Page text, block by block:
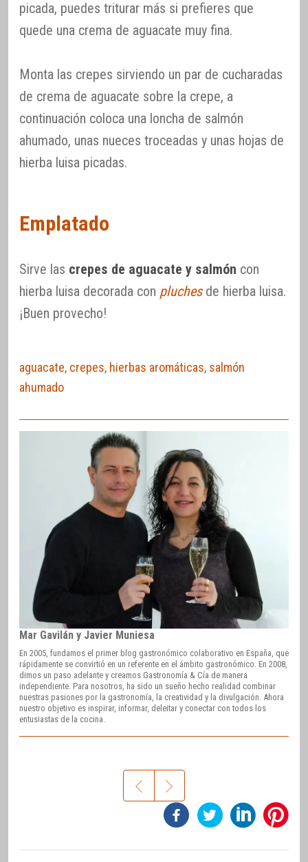
picada, puedes triturar más si prefieres que
quede una crema de aguacate muy fina.
Monta las crepes sirviendo un par de cucharadas
de crema de aguacate sobre la crepe, a
continuación coloca una loncha de salmón
ahumado, unas nueces troceadas y unas hojas de
hierba luisa picadas.
Emplatado
Sirve las crepes de aguacate y salmón con
hierba luisa decorada con pluchesde hierba luisa.
¡Buen provecho!
aguacate, crepes, hierbas aromáticas, salmón
ahumado
Mar Gavilán y Javier Muniesa
En 2005, fundamos el primer blog gastronómico colaborativo en España, que
rápidamente se convirtió en un referente en el ámbito gastronómico. En 2008,
dimos un paso adelante y creamos Gastronomía & Cía de manera
independiente. Para nosotros, ha sido un sueño hecho realidad combinar
nuestras pasiones por la gastronomía, la creatividad y la divulgación. Ahora
nuestro objetivo es inspirar, informar, deleitar y conectar con todos los
entusiastas de la cocina.